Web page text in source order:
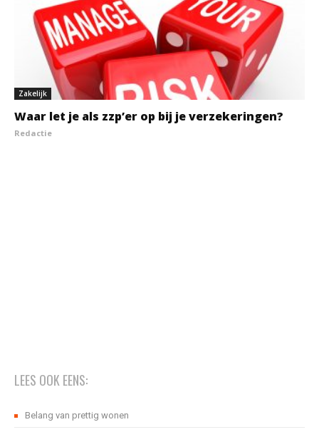
Zakelijk
Waar let je als zzp’er op bij je verzekeringen?
Redactie
LEES OOK EENS:
Belang van prettig wonen